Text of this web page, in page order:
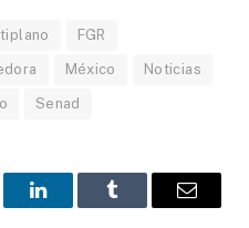
FGR
México Noticias
Senad
LinkedInTumblr
Correo